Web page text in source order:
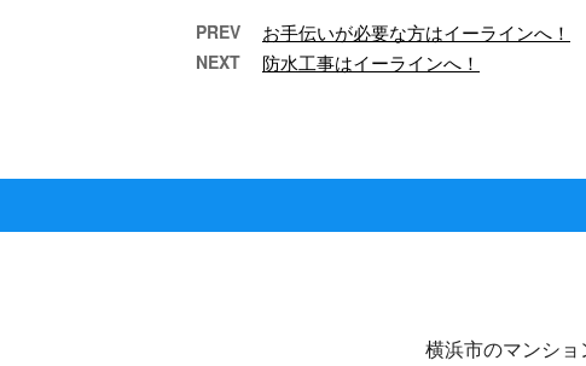
LinePlus（イーライン
LinePlus
PREV お手伝いが必要な方はイーラインへ！
NEXT 防水工事はイーラインへ！
横浜市のマンシ